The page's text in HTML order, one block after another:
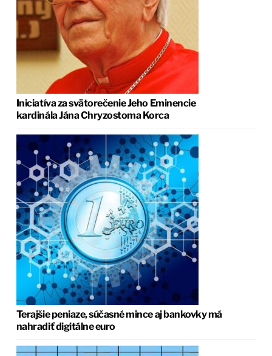
Iniciatíva za svätorečenie Jeho Eminencie
kardinála Jána Chryzostoma Korca
Terajšie peniaze, súčasné mince aj bankovky má
nahradiť digitálne euro